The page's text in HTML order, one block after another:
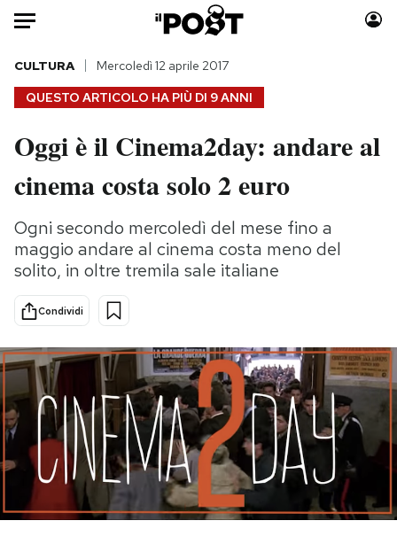
Auto
HOME
Italia
Politica
Tecnologia
Internet
Scienza
Cultura
Economia
Sport
Moda
Consumismi
Storie/Idee
Ok Boomer!
Media
Mondiali calcio 2026
PODCAST
NEWSLETTER
QUESTO ARTICOLO HA PIÙ DI 9 ANNI
CULTURA Mercoledì 12 aprile 2017
Oggi è il Cinema2day: andare al
cinema costa solo 2 euro
Ogni secondo mercoledì del mese fino a
maggio andare al cinema costa meno del
solito, in oltre tremila sale italiane
Condividi